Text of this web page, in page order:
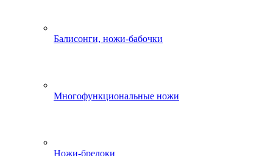
Балисонги, ножи-бабочки
Многофункциональные ножи
Ножи-брелоки